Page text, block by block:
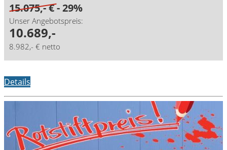
15.075,- €- 29%
Unser Angebotspreis:
10.689,-
8.982,- € netto
Details